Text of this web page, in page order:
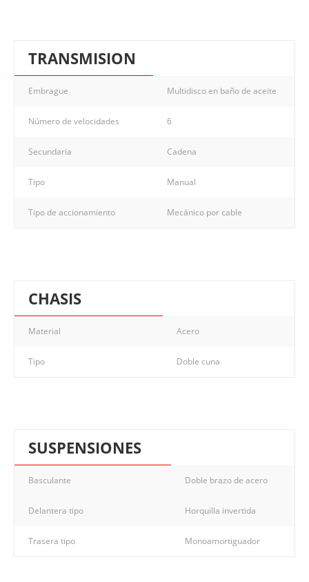
TRANSMISION
Embrague Multidisco en baño de aceite
Número de velocidades 6
Secundaria Cadena
Tipo Manual
Tipo de accionamiento Mecánico por cable
CHASIS
Material Acero
Tipo Doble cuna
SUSPENSIONES
Basculante Doble brazo de acero
Delantera tipo Horquilla invertida
Trasera tipo Monoamortiguador